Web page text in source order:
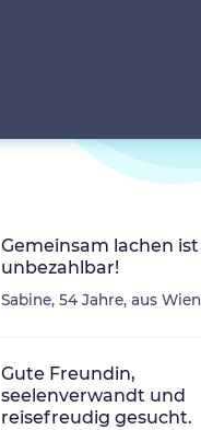
Gemeinsam lachen ist
unbezahlbar!
Sabine, 54 Jahre, aus Wien
Gute Freundin,
seelenverwandt und
reisefreudig gesucht.